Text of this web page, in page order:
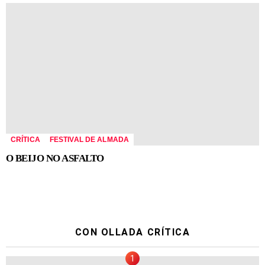
CRÍTICA FESTIVAL DE ALMADA
O BEIJO NO ASFALTO
CON OLLADA CRÍTICA